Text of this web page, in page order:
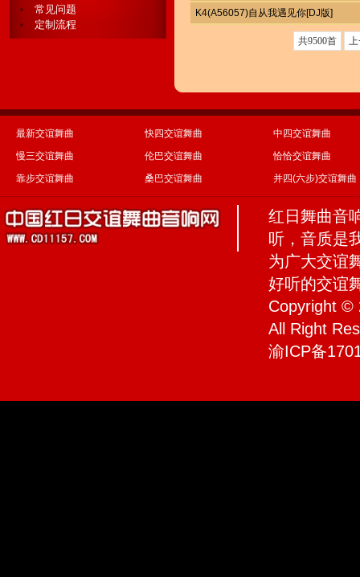
常见问题
定制流程
K4(A56057)自从我遇见你[DJ版]
共9500首
最新交谊舞曲 快四交谊舞曲
中四交谊舞曲
慢三交谊舞曲
伦巴交谊舞曲
恰恰交谊舞曲
靠步交谊舞曲
桑巴交谊舞曲 并四(六步)交谊舞曲
红日舞曲音
听，音质是
为广大交谊
好听的交谊
Copyright ©
All Right
渝ICP备